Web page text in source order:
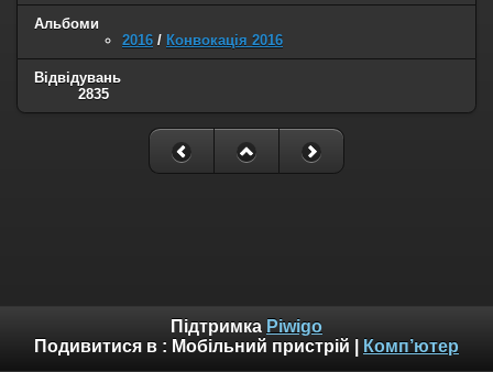
Альбоми
2016 / Конвокація 2016
Відвідувань
2835
Підтримка Piwigo
Подивитися в : Мобільний пристрій Комп’ютер